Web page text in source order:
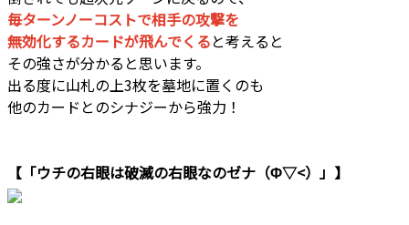
毎ターンノーコストで相手の攻撃を
無効化するカードが飛んでくると考えると
その強さが分かると思います。
出る度に山札の上3枚を墓地に置くのも
他のカードとのシナジーから強力！
【「ウチの右眼は破滅の右眼なのゼナ（Φ▽<）」】